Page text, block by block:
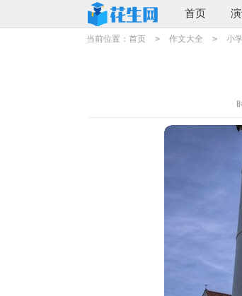
首页
当前位置： 首页 > 作文大全 > 小